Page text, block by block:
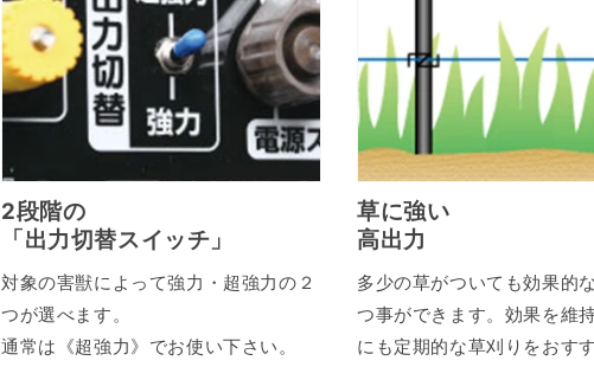
2段階の
「出力切替スイッチ」
対象の害獣によって強力・超強力の２
つが選べます。
通常は《超強力》でお使い下さい。
草に強い
高出力
多少の草がついても効果的
つ事ができます。効果を維
にも定期的な草刈りをおす